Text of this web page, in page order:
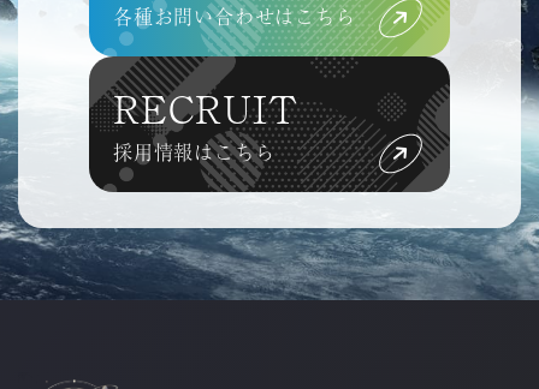
各種お問い合わせはこちら
RECRUIT
採用情報はこちら